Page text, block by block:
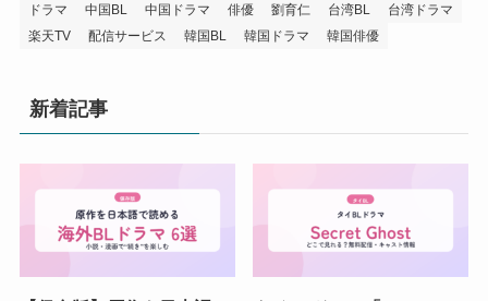
ドラマ
中国BL 中国ドラマ 俳優 劉育仁 台湾BL
台湾ドラマ
楽天TV
配信サービス 韓国BL 韓国ドラマ 韓国俳優
新着記事